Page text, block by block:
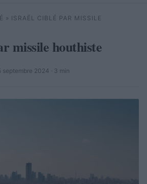
» ISRAËL CIBLÉ PAR MISSILE
missile houthiste
septembre 2024 · 3 min